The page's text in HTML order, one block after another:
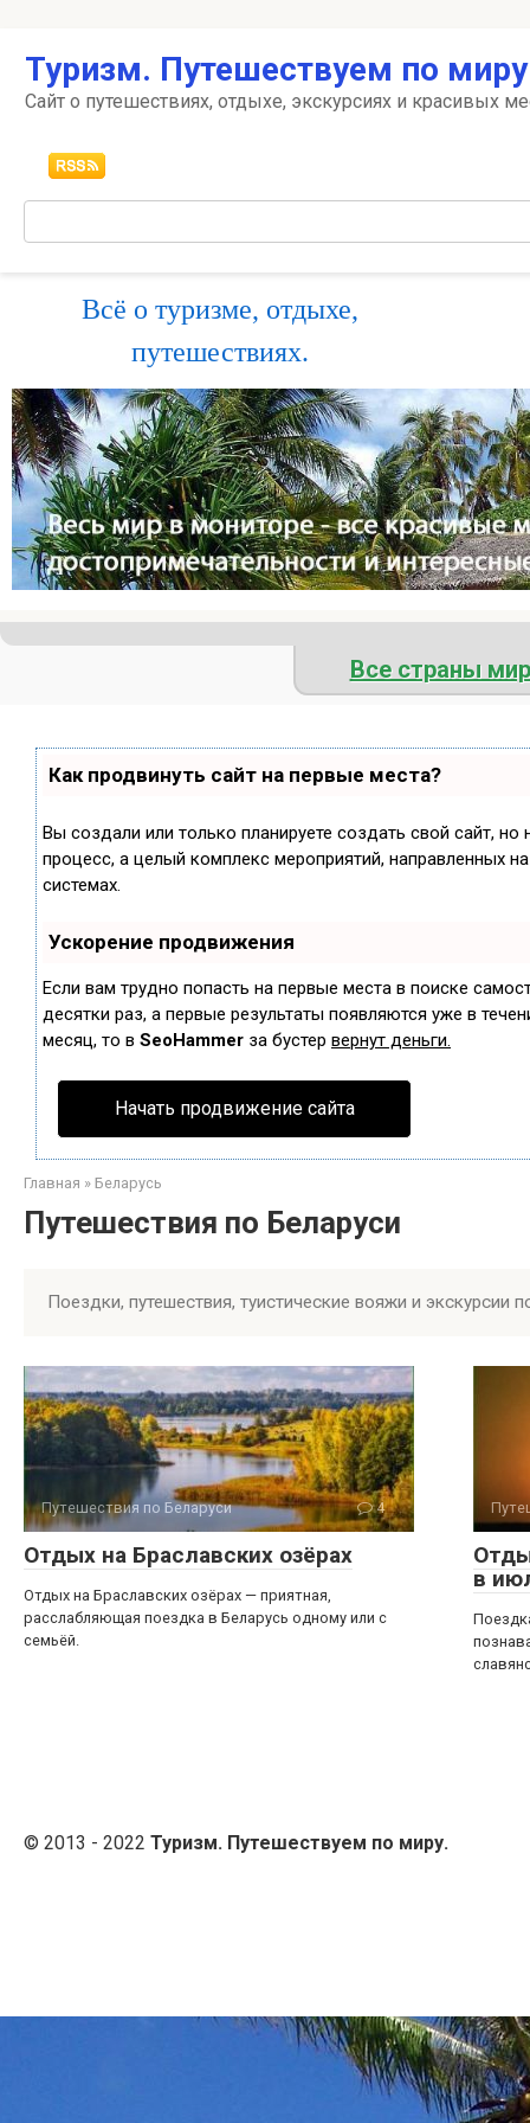
контенту
Туризм. Путешествуем по
Сайт о путешествиях, отдыхе, экскурсиях и красивых
Всё о туризме, отдыхе,
путешествиях.
Все страны
Как продвинуть сайт на первые места?
Вы создали или только планируете создать свой сайт,
процесс, а целый комплекс мероприятий, направленных
системах.
Ускорение продвижения
Если вам трудно попасть на первые места в поиске
десятки раз, а первые результаты появляются уже в
месяц, то в SeoHammer за бустер вернут деньги.
Начать продвижение сайта
Главная » Беларусь
Путешествия по Беларуси
Поездки, путешествия, туистические вояжи и экскурсии
Путешествия по Беларуси 4
Отдых на Браславских озёрах
Отдых на Браславских озёрах — приятная,
расслабляющая поездка в Беларусь одному или с
семьёй.
в
© 2013 - 2022 Туризм. Путешествуем по миру.